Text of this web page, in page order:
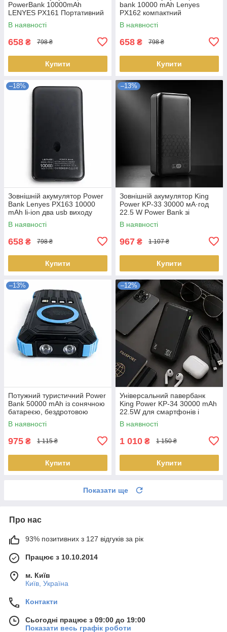
PowerBank 10000mAh
LENYES PX161 Портативний
акумулятор/Повербанк для
телефону/УМБ NEW
В наявності
658 ₴ 798 ₴
Купити
bank 10000 mAh Lenyes
PX162 компактний
універсальний на 2 входи
Доставка по Україні
В наявності
658 ₴ 798 ₴
Купити
–18%
Зовнішній акумулятор Power
Bank Lenyes PX163 10000
mAh li-ion два usb виходу
136х68х15 6 мм Доставка по
Україні
В наявності
658 ₴ 798 ₴
Купити
–13%
Зовнішній акумулятор King
Power KP-33 30000 мА·год
22.5 W Power Bank зі
швидким заряджанням
Доставка по Україні
В наявності
967 ₴ 1 107 ₴
Купити
–13%
Потужний туристичний Power
Bank 50000 mAh із сонячною
батареєю, бездротовою
зарядкою і 4 Доставка по
Україні
В наявності
975 ₴ 1 115 ₴
Купити
–12%
Універсальний павербанк
King Power KP-34 30000 mAh
22.5W для смартфонів і
ґаджетів Доставка по Україні
В наявності
1 010 ₴ 1 150 ₴
Купити
Показати ще
Про нас
93% позитивних з 127 відгуків за рік
Працює з 10.10.2014
м. Київ
Київ, Україна
Контакти
Сьогодні працює з 09:00 до 19:00
Показати весь графік роботи